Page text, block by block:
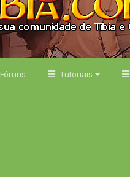
Fóruns Tutoriais